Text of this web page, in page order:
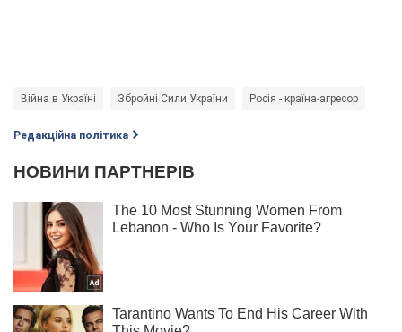
Війна в Україні Збройні Сили України Росія - країна-агресор
Редакційна політика